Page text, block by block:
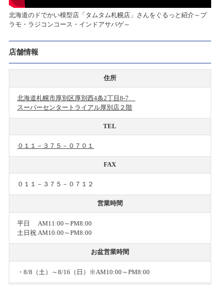
北海道のドでかい模型店「タムタム札幌店」さんをぐるっと紹介～プ
ラモ・ラジコンコース・インドアサバゲ～
店舗情報
住所
北海道札幌市厚別区厚別西4条2丁目8-7
スーパーセンタートライアル厚別店２階
TEL
０１１－３７５－０７０１
FAX
０１１－３７５－０７１２
営業時間
平日 AM11:00～PM8:00
土日祝 AM10:00～PM8:00
お盆営業時間
・8/8（土）～8/16（日）※AM10:00～PM8:00